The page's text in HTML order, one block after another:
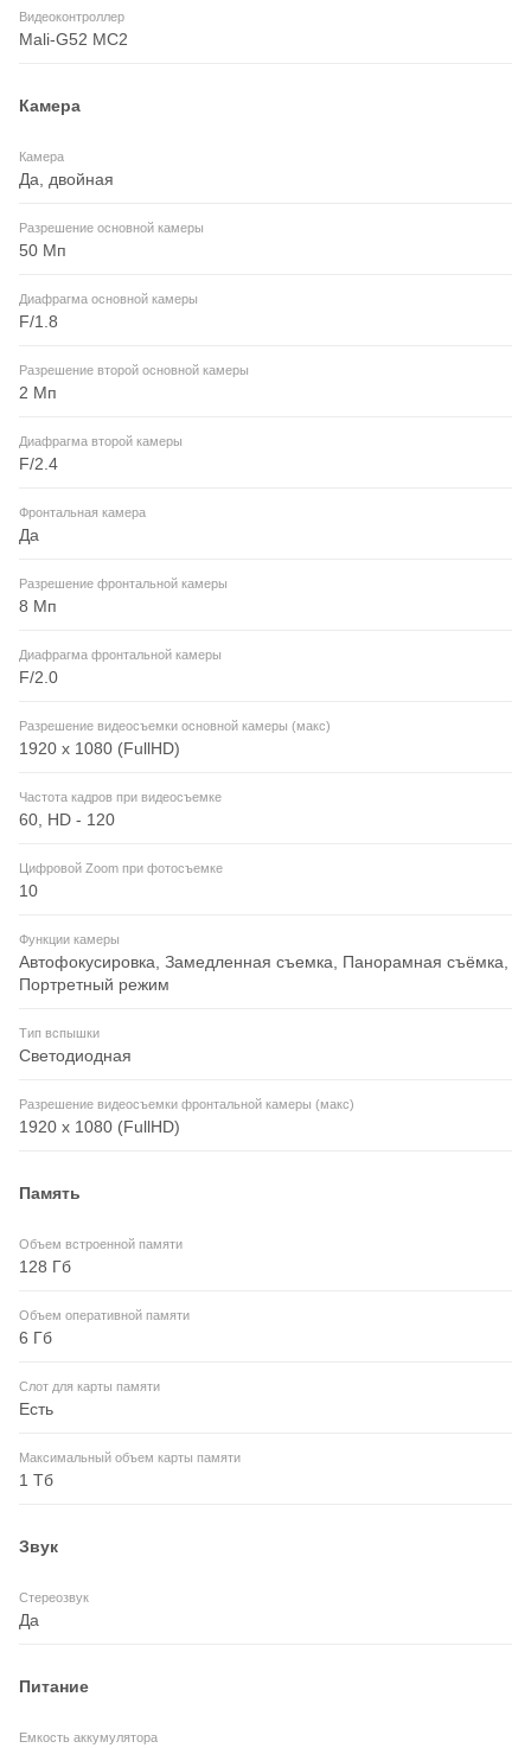
Видеоконтроллер
Mali-G52 MC2
Камера
Камера
Да, двойная
Разрешение основной камеры
50 Мп
Диафрагма основной камеры
F/1.8
Разрешение второй основной камеры
2 Мп
Диафрагма второй камеры
F/2.4
Фронтальная камера
Да
Разрешение фронтальной камеры
8 Мп
Диафрагма фронтальной камеры
F/2.0
Разрешение видеосъемки основной камеры (макс)
1920 x 1080 (FullHD)
Частота кадров при видеосъемке
60, HD - 120
Цифровой Zoom при фотосъемке
10
Функции камеры
Автофокусировка, Замедленная съемка, Панорамная съёмка,
Портретный режим
Тип вспышки
Светодиодная
Разрешение видеосъемки фронтальной камеры (макс)
1920 x 1080 (FullHD)
Память
Объем встроенной памяти
128 Гб
Объем оперативной памяти
6 Гб
Слот для карты памяти
Есть
Максимальный объем карты памяти
1 Тб
Звук
Стереозвук
Да
Питание
Емкость аккумулятора